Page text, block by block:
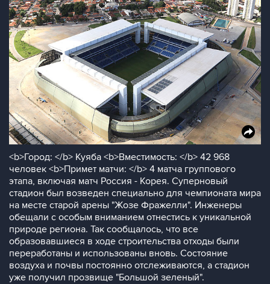
<b>Город: </b> Куяба <b>Вместимость: </b> 42 968
человек <b>Примет матчи: </b> 4 матча группового
этапа, включая матч Россия - Корея. Суперновый
стадион был возведен специально для чемпионата мира
на месте старой арены "Жозе Фражелли". Инженеры
обещали с особым вниманием отнестись к уникальной
природе региона. Так сообщалось, что все
образовавшиеся в ходе строительства отходы были
переработаны и использованы вновь. Состояние
воздуха и почвы постоянно отслеживаются, а стадион
уже получил прозвище "Большой зеленый".